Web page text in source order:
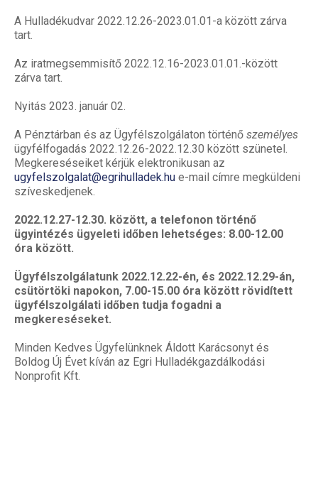
A Hulladékudvar 2022.12.26-2023.01.01-a között zárva
tart.
Az iratmegsemmisítő 2022.12.16-2023.01.01.-között
zárva tart.
Nyitás 2023. január 02.
A Pénztárban és az Ügyfélszolgálaton történő személyes
ügyfélfogadás 2022.12.26-2022.12.30 között szünetel.
Megkereséseiket kérjük elektronikusan az
ugyfelszolgalat@egrihulladek.hu e-mail címre megküldeni
szíveskedjenek.
2022.12.27-12.30. között, a telefonon történő
ügyintézés ügyeleti időben lehetséges: 8.00-12.00
óra között.
Ügyfélszolgálatunk 2022.12.22-én, és 2022.12.29-án,
csütörtöki napokon, 7.00-15.00 óra között rövidített
ügyfélszolgálati időben tudja fogadni a
megkereséseket.
Minden Kedves Ügyfelünknek Áldott Karácsonyt és
Boldog Új Évet kíván az Egri Hulladékgazdálkodási
Nonprofit Kft.